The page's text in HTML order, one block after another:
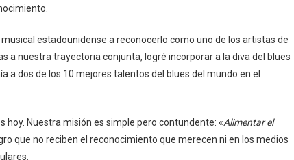
estadounidense a reconocerlo como uno de los artistas de
a nuestra trayectoria conjunta, logré incorporar a la diva del blues
a dos de los 10 mejores talentos del blues del mundo en el
hoy. Nuestra misión es simple pero contundente: «Alimentar el
que no reciben el reconocimiento que merecen ni en los medios